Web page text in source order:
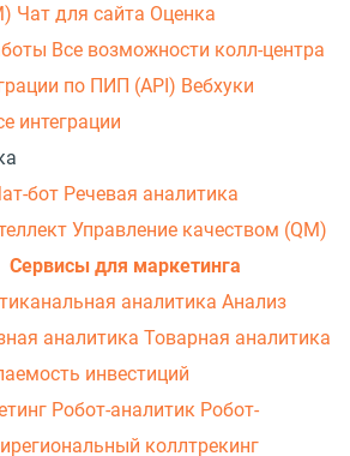
Чат для сайта Оценка
Все возможности колл-центра
по ПИП (API) Вебхуки
интеграции
бот Речевая аналитика
Управление качеством (QM)
Сервисы для маркетинга
аналитика Анализ
аналитика Товарная аналитика
инвестиций
Робот-аналитик Робот-
коллтрекинг